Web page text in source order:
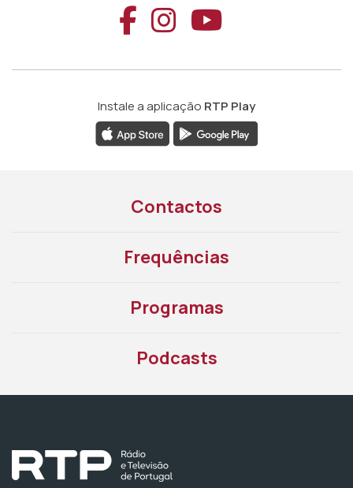
Aceder ao
Aceder ao
Aceder
Instale a aplicação RTP Play
Contactos
Frequências
Programas
Podcasts